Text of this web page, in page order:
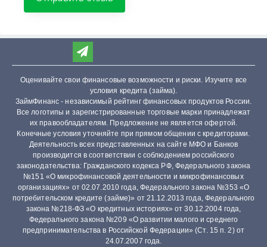
Оценивайте свои финансовые возможности и риски. Изучите все
условия кредита (займа).
ЗаймФинанс - независимый рейтинг финансовых продуктов России.
Все логотипы и зарегистрированные торговые марки принадлежат
их правообладателям. Предложение не является офертой.
Конечные условия уточняйте при прямом общении с кредиторами.
Деятельность всех представленных на сайте МФО и Банков
производится в соответствии с соблюдением российского
законодательства: Гражданского кодекса РФ, Федерального закона
№151 «О микрофинансовой деятельности и микрофинансовых
организациях» от 02.07.2010 года, Федерального закона №353 «О
потребительском кредите (займе)» от 21.12.2013 года, Федерального
закона №218-ФЗ «О кредитных историях» от 30.12.2004 года,
Федерального закона №209 «О развитии малого и среднего
предпринимательства в Российской Федерации» (Ст. 15 п. 2) от
24.07.2007 года.